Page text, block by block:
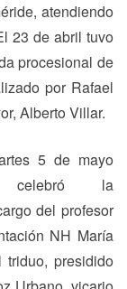
atendiendo
23 de abril tuvo
procesional de
por Rafael
Alberto Villar.
5 de mayo
la
del profesor
NH María
presidido